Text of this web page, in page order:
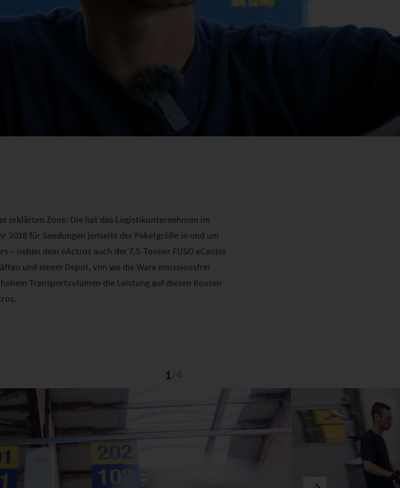
erklärten Zone: Die hat das Logistikunternehmen im
2018 für Sendungen jenseits der Paketgröße in und um
neben dem eActros auch der 7,5‑Tonner FUSO eCanter
und einem Depot, von wo die Ware emissionsfrei
Transportvolumen die Leistung auf diesen Routen
1